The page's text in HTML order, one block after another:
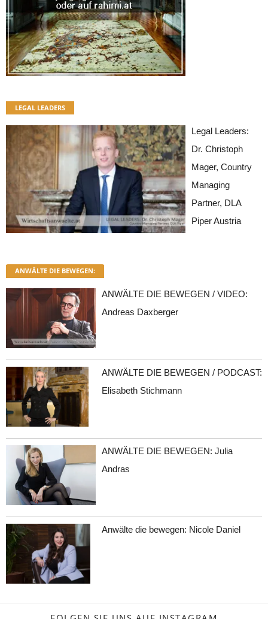
LEGAL LEADERS
Legal Leaders:
Dr. Christoph
Mager, Country
Managing
Partner, DLA
Piper Austria
ANWÄLTE DIE BEWEGEN:
ANWÄLTE DIE BEWEGEN / VIDEO:
Andreas Daxberger
ANWÄLTE DIE BEWEGEN / PODCAST:
Elisabeth Stichmann
ANWÄLTE DIE BEWEGEN: Julia
Andras
Anwälte die bewegen: Nicole Daniel